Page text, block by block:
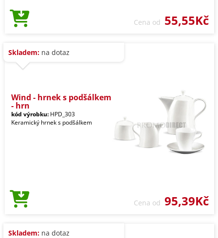
Cena od 55,55Kč
Skladem: na dotaz
Wind - hrnek s podšálkem
- hrn
kód výrobku: HPD_303
Keramický hrnek s podšálkem
Cena od 95,39Kč
Skladem: na dotaz